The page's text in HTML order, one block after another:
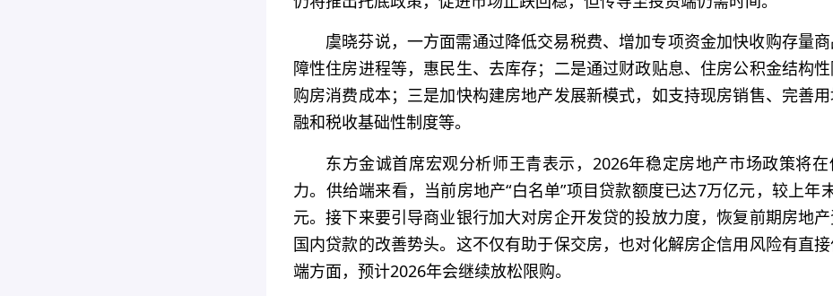
虞晓芬说，一方面需通过降低交易税费、增加专项资金加快收购存量
障性住房进程等，惠民生、去库存；二是通过财政贴息、住房公积金结构
购房消费成本；三是加快构建房地产发展新模式，如支持现房销售、完善
融和税收基础性制度等。
东方金诚首席宏观分析师王青表示，2026年稳定房地产市场政策将
力。供给端来看，当前房地产“白名单”项目贷款额度已达7万亿元，较上年
元。接下来要引导商业银行加大对房企开发贷的投放力度，恢复前期房地
国内贷款的改善势头。这不仅有助于保交房，也对化解房企信用风险有直
端方面，预计2026年会继续放松限购。